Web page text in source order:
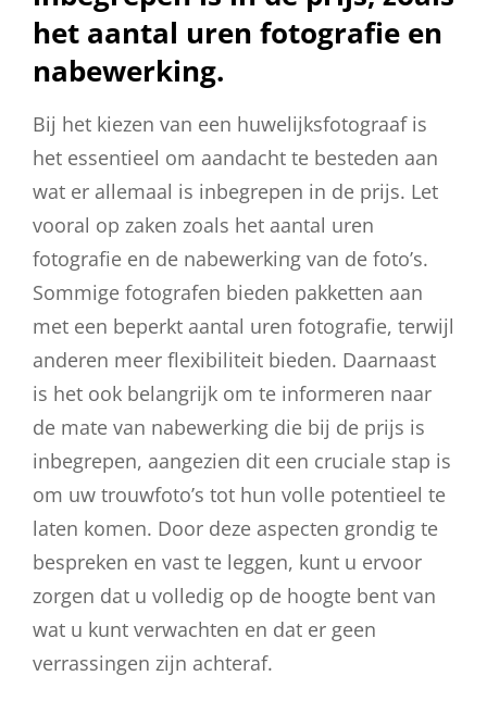
het aantal uren fotografie en
nabewerking.
Bij het kiezen van een huwelijksfotograaf is
het essentieel om aandacht te besteden aan
wat er allemaal is inbegrepen in de prijs. Let
vooral op zaken zoals het aantal uren
fotografie en de nabewerking van de foto’s.
Sommige fotografen bieden pakketten aan
met een beperkt aantal uren fotografie, terwijl
anderen meer flexibiliteit bieden. Daarnaast
is het ook belangrijk om te informeren naar
de mate van nabewerking die bij de prijs is
inbegrepen, aangezien dit een cruciale stap is
om uw trouwfoto’s tot hun volle potentieel te
laten komen. Door deze aspecten grondig te
bespreken en vast te leggen, kunt u ervoor
zorgen dat u volledig op de hoogte bent van
wat u kunt verwachten en dat er geen
verrassingen zijn achteraf.